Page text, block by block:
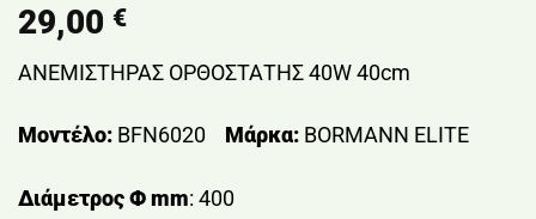
29,00 €
ΑΝΕΜΙΣΤΗΡΑΣ ΟΡΘΟΣΤΑΤΗΣ 40W 40cm
Μοντέλο: BFN6020 Μάρκα: BORMANN ELITE
Διάμετρος Φ mm: 400